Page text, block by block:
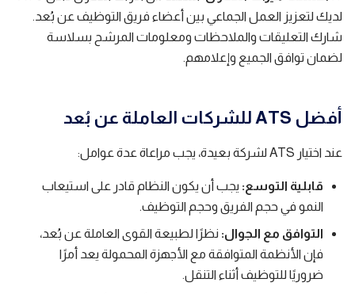
لديك لتعزيز العمل الجماعي بين أعضاء فريق التوظيف عن بُعد.
شارك التعليقات والملاحظات ومعلومات المرشح بسلاسة
لضمان توافق الجميع وإعلامهم.
أفضل ATS للشركات العاملة عن بُعد
عند اختيار ATS لشركة بعيدة، يجب مراعاة عدة عوامل:
قابلية التوسع: يجب أن يكون النظام قادر على استيعاب
النمو في حجم الفريق وحجم التوظيف.
التوافق مع الجوال: نظرًا لطبيعة القوى العاملة عن بُعد،
فإن الأنظمة المتوافقة مع الأجهزة المحمولة يعد أمرًا
ضروريًا للتوظيف أثناء التنقل.